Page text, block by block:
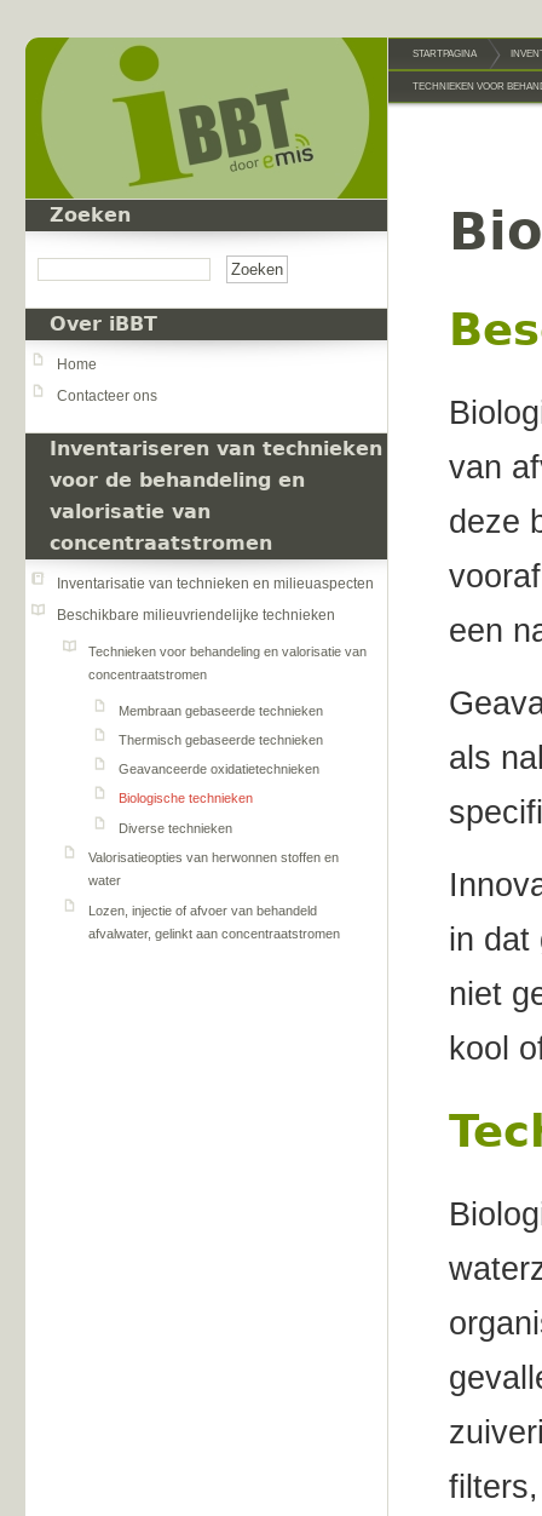
Zoeken
Over iBBT
Home
Contacteer ons
Inventariseren van technieken
voor de behandeling en
valorisatie van
concentraatstromen
Inventarisatie van technieken en milieuaspecten
Beschikbare milieuvriendelijke technieken
Technieken voor behandeling en valorisatie van
concentraatstromen
Membraan gebaseerde technieken
Thermisch gebaseerde technieken
Geavanceerde oxidatietechnieken
Biologische technieken
Diverse technieken
Valorisatieopties van herwonnen stoffen en
water
Lozen, injectie of afvoer van behandeld
afvalwater, gelinkt aan concentraatstromen
STARTPAGINA
TECHNIEKEN VOOR
van
deze
een
als
in dat
niet
kool